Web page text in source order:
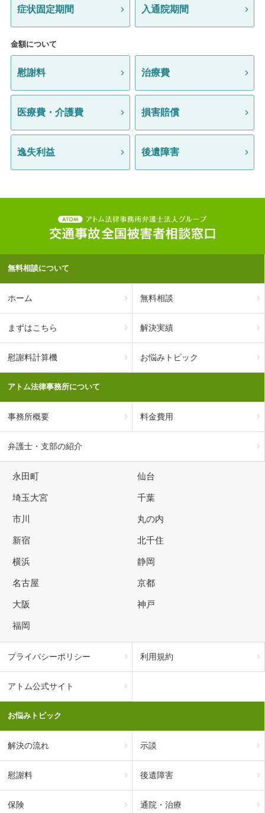
症状固定期間 入通院期間
金額について
慰謝料 治療費
医療費・介護費 損害賠償
逸失利益 後遺障害
無料相談について
ホーム 無料相談
まずはこちら 解決実績
慰謝料計算機 お悩みトピック
アトム法律事務所について
事務所概要 料金費用
弁護士・支部の紹介
永田町 仙台
埼玉大宮 千葉
市川 丸の内
新宿 北千住
横浜 静岡
名古屋 京都
大阪 神戸
福岡
プライバシーポリシー 利用規約
アトム公式サイト
お悩みトピック
解決の流れ 示談
慰謝料 後遺障害
保険 通院・治療